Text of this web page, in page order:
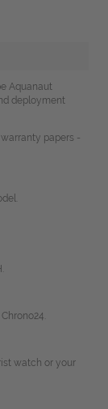
Aquanaut
deployment
papers -
watch or your